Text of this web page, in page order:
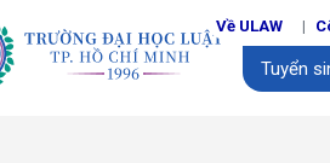
Về ULAW
Tuyển